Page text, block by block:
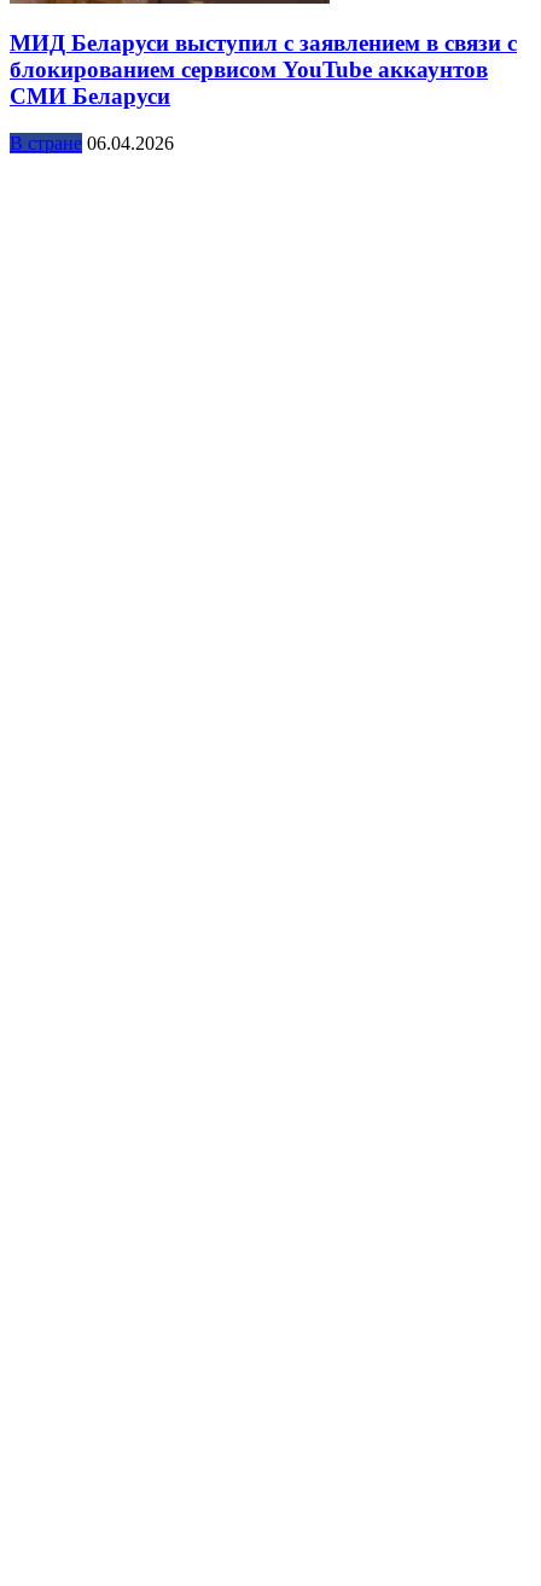
МИД Беларуси выступил с заявлением в связи с
блокированием сервисом YouTube аккаунтов
СМИ Беларуси
В стране 06.04.2026